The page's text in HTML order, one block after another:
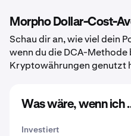
Morpho Dollar-Cost-
Schau dir an, wie viel dein
wenn du die DCA-Methode
Kryptowährungen genutzt
Was wäre, wenn ich
Investiert